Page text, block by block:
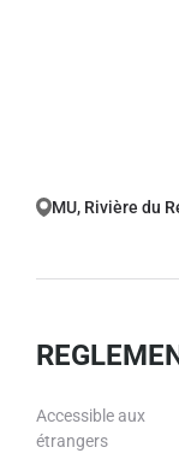
MU, Rivière du
Accessible aux
étrangers